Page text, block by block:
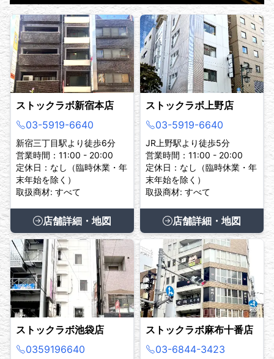
ストックラボ新宿本店
03-5919-6640
新宿三丁目駅より徒歩6分
営業時間：11:00 - 20:00
定休日：なし（臨時休業・年
末年始を除く）
取扱商材: すべて
店舗詳細・地図
ストックラボ上野店
03-5919-6640
JR上野駅より徒歩5分
営業時間：11:00 - 20:00
定休日：なし（臨時休業・年
末年始を除く）
取扱商材: すべて
店舗詳細・地図
ストックラボ池袋店
0359196640
ストックラボ麻布十番店
03-6844-3423